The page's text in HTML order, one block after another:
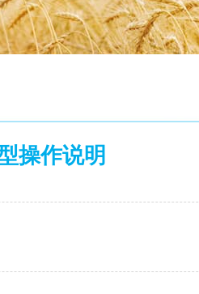
操作说明